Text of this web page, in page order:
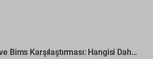
Gazbeton, Tuğla ve Bims Karşılaştırması: Hangisi Daha Avantajlı?